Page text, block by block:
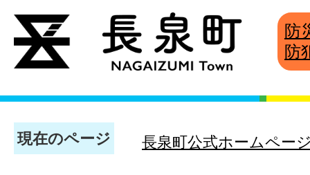
防
防
現在のページ 長泉町公式ホームペー